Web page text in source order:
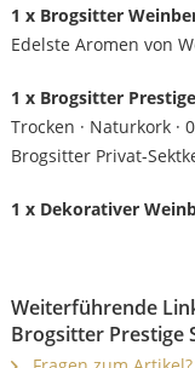
1 x Brogsitter
Edelste Aromen von
1 x Brogsitter
Trocken · Naturkork ·
Brogsitter Privat-
1 x Dekorativer
Weiterführende
Brogsitter Prestige